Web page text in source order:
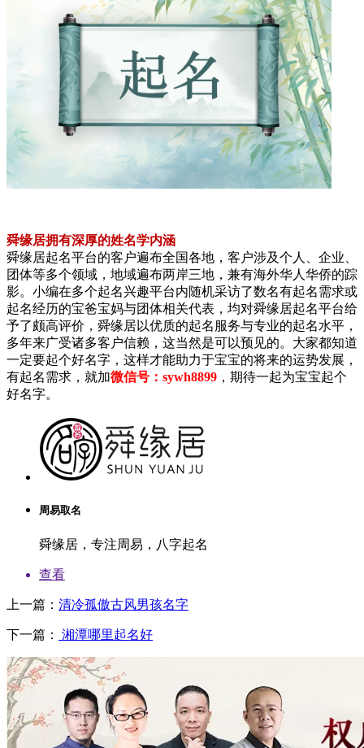
舜缘居拥有深厚的姓名学内涵
舜缘居起名平台的客户遍布全国各地，客户涉及个人、企业、
团体等多个领域，地域遍布两岸三地，兼有海外华人华侨的踪
影。小编在多个起名兴趣平台内随机采访了数名有起名需求或
起名经历的宝爸宝妈与团体相关代表，均对舜缘居起名平台给
予了颇高评价，舜缘居以优质的起名服务与专业的起名水平，
多年来广受诸多客户信赖，这当然是可以预见的。大家都知道
一定要起个好名字，这样才能助力于宝宝的将来的运势发展，
有起名需求，就加微信号：sywh8899 ，期待一起为宝宝起个
好名字。
周易取名
舜缘居，专注周易，八字起名
查看
上一篇： 清冷孤傲古风男孩名字
下一篇： 湘潭哪里起名好